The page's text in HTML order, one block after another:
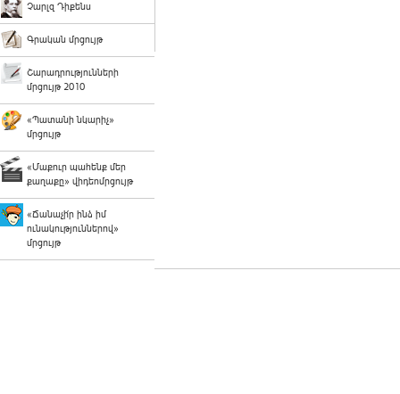
Չարլզ Դիքենս
Գրական մրցույթ
Շարադրությունների
մրցույթ 2010
«Պատանի նկարիչ»
մրցույթ
«Մաքուր պահենք մեր
քաղաքը» վիդեոմրցույթ
«Ճանաչի՛ր ինձ իմ
ունակություններով»
մրցույթ